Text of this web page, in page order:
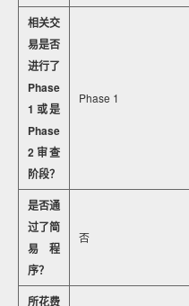
相关交
易是否
进行了
Phase
1或是
Phase
2审查
阶段？
Phase 1
是否通
过了简
易程
序？
否
所花费